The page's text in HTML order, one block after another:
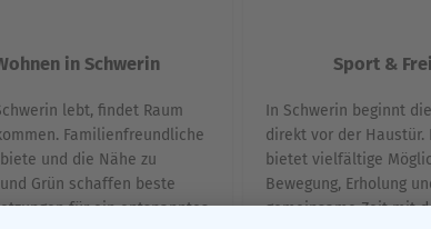
in Schwerin
lebt, findet Raum
Familienfreundliche
und die Nähe zu
Grün schaffen beste
für ein entspanntes
Sport &
In Schwerin beginnt
direkt vor der Haustür.
bietet vielfältige
Bewegung, Erholung
gemeinsame Zeit mit